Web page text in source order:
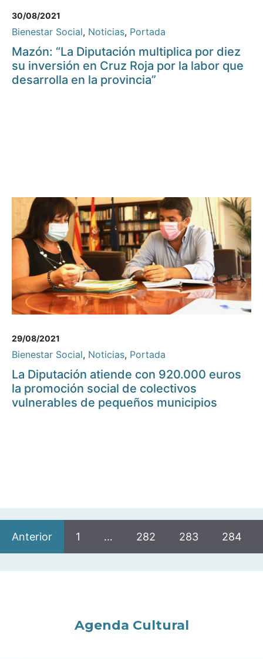
30/08/2021
Bienestar Social, Noticias, Portada
Mazón: “La Diputación multiplica por diez
su inversión en Cruz Roja por la labor que
desarrolla en la provincia”
29/08/2021
Bienestar Social, Noticias, Portada
La Diputación atiende con 920.000 euros
la promoción social de colectivos
vulnerables de pequeños municipios
Anterior 1 … 282 283 284
Agenda Cultural